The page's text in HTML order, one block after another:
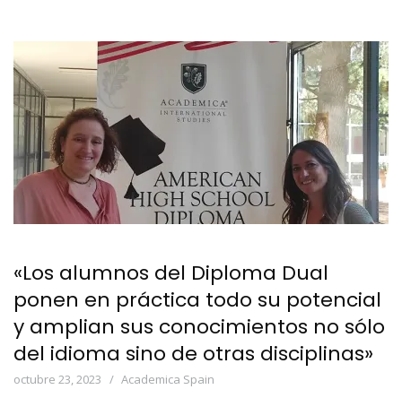
«Los alumnos del Diploma Dual
ponen en práctica todo su potencial
y amplian sus conocimientos no sólo
del idioma sino de otras disciplinas»
octubre 23, 2023 Academica Spain